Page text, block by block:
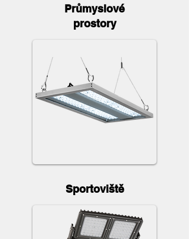
Průmyslové
prostory
Sportoviště